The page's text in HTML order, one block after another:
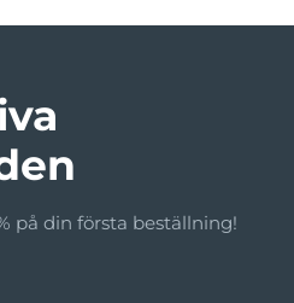
på din första beställning!